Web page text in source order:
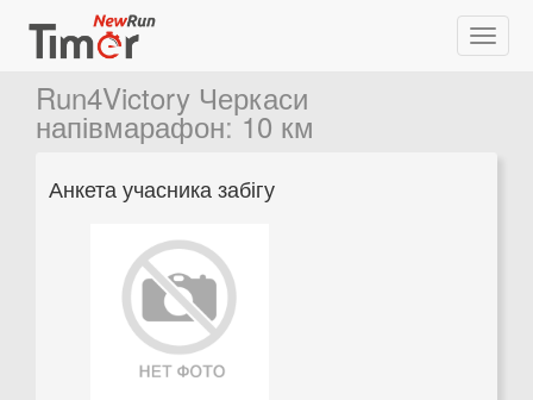
Run4Victory Черкаси
напівмарафон:10 км
Анкета учасника забігу